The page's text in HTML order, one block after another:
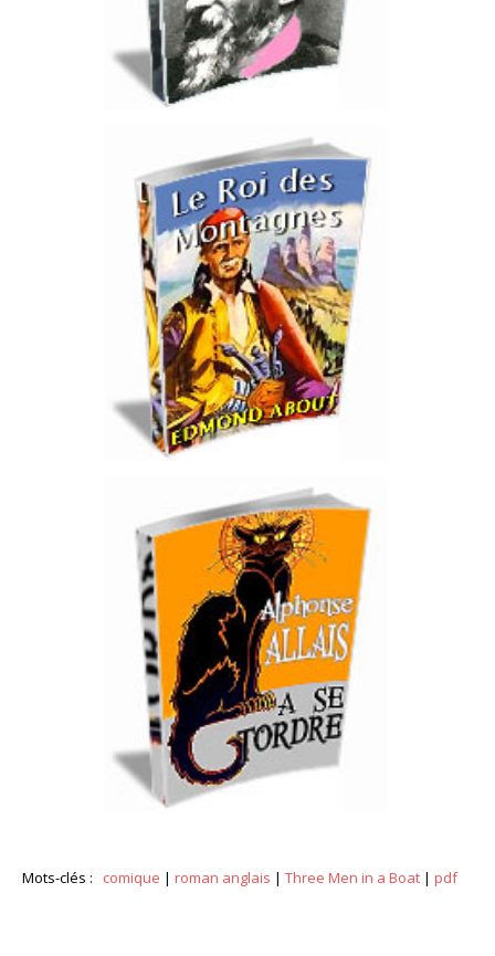
Mots-clés : comique | roman anglais | Three Men in a Boat | pdf